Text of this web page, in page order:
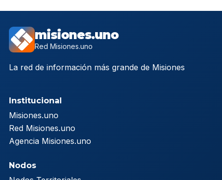
misiones.uno
Red Misiones.uno
La red de información más grande de Misiones
Institucional
Misiones.uno
Red Misiones.uno
Agencia Misiones.uno
Nodos